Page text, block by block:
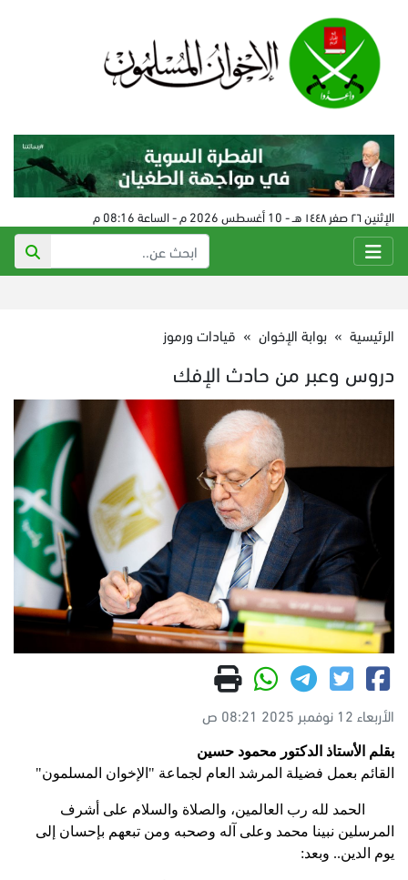
الإثنين ٢٦ صفر ١٤٤٨ هـ - 10 أغسطس 2026 م - الساعة 08:16 م
الرئيسية » بوابة الإخوان » قيادات ورموز
دروس وعبر من حادث الإفك
الأربعاء 12 نوفمبر 2025 08:21 ص
بقلم الأستاذ الدكتور محمود حسين
القائم بعمل فضيلة المرشد العام لجماعة "الإخوان المسلمون"
الحمد لله رب العالمين، والصلاة والسلام على أشرف
المرسلين نبينا محمد وعلى آله وصحبه ومن تبعهم بإحسان إلى
يوم الدين.. وبعد: